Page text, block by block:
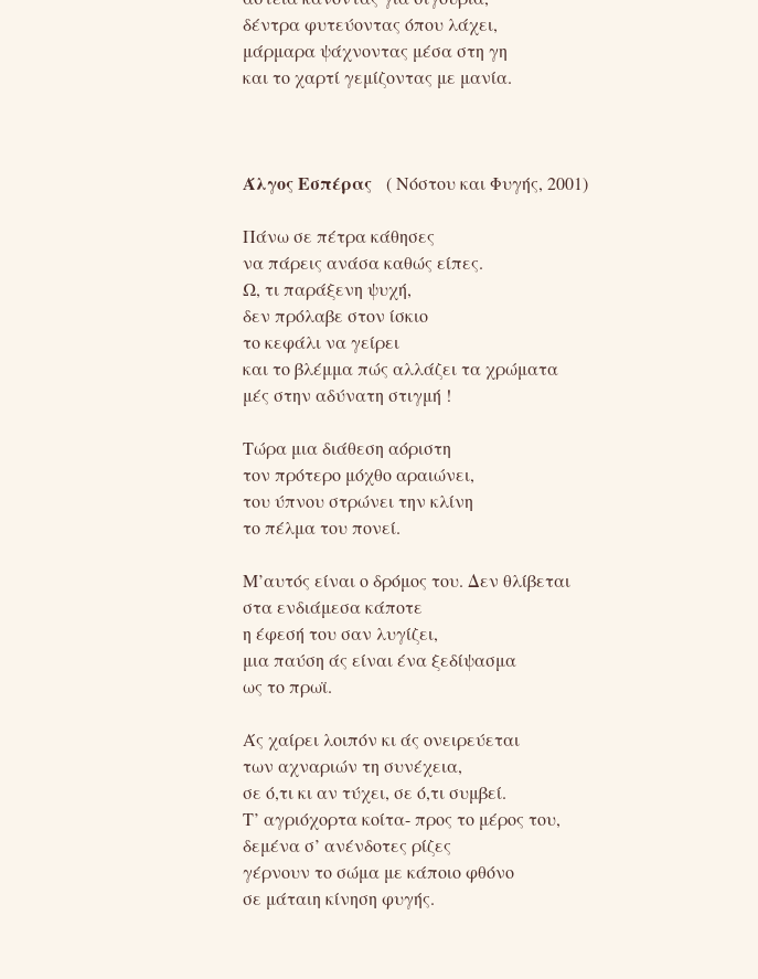
δέντρα φυτεύοντας όπου λάχει,
μάρμαρα ψάχνοντας μέσα στη γη
και το χαρτί γεμίζοντας με μανία.
Άλγος Εσπέρας ( Νόστου και Φυγής, 2001)
Πάνω σε πέτρα κάθησες
να πάρεις ανάσα καθώς είπες.
Ω, τι παράξενη ψυχή,
δεν πρόλαβε στον ίσκιο
το κεφάλι να γείρει
και το βλέμμα πώς αλλάζει τα χρώματα
μές στην αδύνατη στιγμή !
Τώρα μια διάθεση αόριστη
τον πρότερο μόχθο αραιώνει,
του ύπνου στρώνει την κλίνη
το πέλμα του πονεί.
Μ’αυτός είναι ο δρόμος του. Δεν θλίβεται
στα ενδιάμεσα κάποτε
η έφεσή του σαν λυγίζει,
μια παύση άς είναι ένα ξεδίψασμα
ως το πρωϊ.
Άς χαίρει λοιπόν κι άς ονειρεύεται
των αχναριών τη συνέχεια,
σε ό,τι κι αν τύχει, σε ό,τι συμβεί.
Τ’ αγριόχορτα κοίτα- προς το μέρος του,
δεμένα σ’ ανένδοτες ρίζες
γέρνουν το σώμα με κάποιο φθόνο
σε μάταιη κίνηση φυγής.